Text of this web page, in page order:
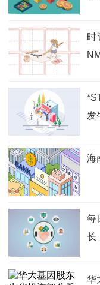
时
发
海
每
长
华